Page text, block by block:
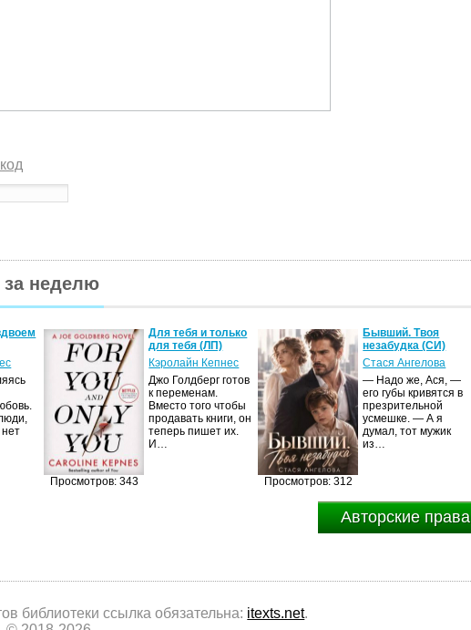
за неделю
Просмотров: 343
Для тебя и только
для тебя (ЛП)
Кэролайн Кепнес
Джо Голдберг готов
к переменам.
Вместо того чтобы
продавать книги, он
теперь пишет их.
И…
Просмотров: 312
Бывший. Твоя
незабудка (СИ)
Стася Ангелова
— Надо же, Ася, —
его губы кривятся в
презрительной
усмешке. — А я
думал, тот мужик
из…
Авторские права
библиотеки ссылка обязательна: itexts.net.